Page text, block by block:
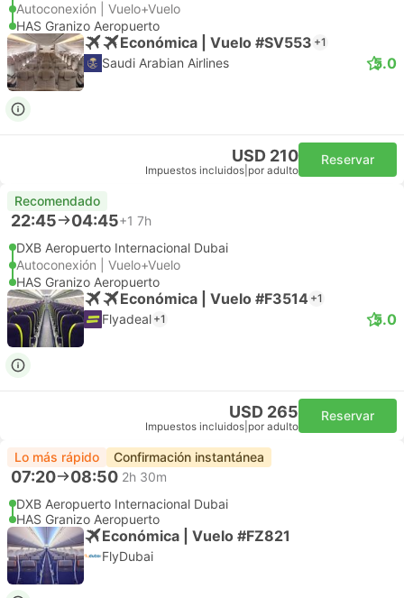
Autoconexión | Vuelo+Vuelo
HAS Granizo Aeropuerto
Económica | Vuelo #SV553 +1
Saudi Arabian Airlines 5.0
USD 210
Impuestos incluidos por adulto
Reservar
Recomendado
22:45 04:45+1 7h
DXB Aeropuerto Internacional Dubai
Autoconexión | Vuelo+Vuelo
HAS Granizo Aeropuerto
Económica | Vuelo #F3514 +1
Flyadeal +1 5.0
USD 265
Impuestos incluidos por adulto
Reservar
Lo más rápido Confirmación instantánea
07:20 08:50 2h 30m
DXB Aeropuerto Internacional Dubai
HAS Granizo Aeropuerto
Económica | Vuelo #FZ821
FlyDubai